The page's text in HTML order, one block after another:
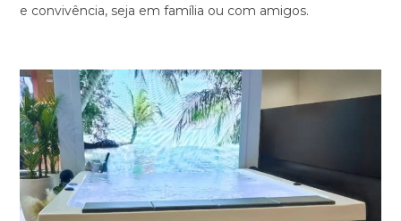
e convivência, seja em família ou com amigos.